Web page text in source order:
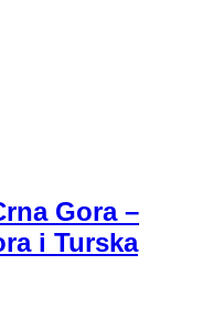
Gora –
i Turska